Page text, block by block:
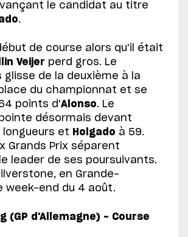
le candidat au titre
.
de course alors qu'il était
Veijer perd gros. Le
glisse de la deuxième à la
du championnat et se
points d'Alonso. Le
désormais devant
longueurs et Holgado à 59.
Grands Prix séparent
leader de ses poursuivants.
en Grande-
week-end du 4 août.
(GP d'Allemagne) - Course